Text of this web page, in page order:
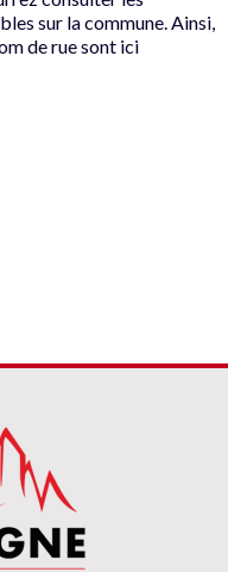
sur la commune. Ainsi,
de rue sont ici